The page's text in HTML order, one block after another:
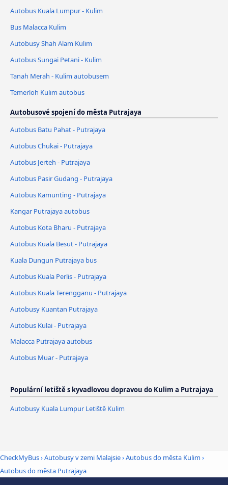
Autobus Kuala Lumpur - Kulim
Bus Malacca Kulim
Autobusy Shah Alam Kulim
Autobus Sungai Petani - Kulim
Tanah Merah - Kulim autobusem
Temerloh Kulim autobus
Autobusové spojení do města Putrajaya
Autobus Batu Pahat - Putrajaya
Autobus Chukai - Putrajaya
Autobus Jerteh - Putrajaya
Autobus Pasir Gudang - Putrajaya
Autobus Kamunting - Putrajaya
Kangar Putrajaya autobus
Autobus Kota Bharu - Putrajaya
Autobus Kuala Besut - Putrajaya
Kuala Dungun Putrajaya bus
Autobus Kuala Perlis - Putrajaya
Autobus Kuala Terengganu - Putrajaya
Autobusy Kuantan Putrajaya
Autobus Kulai - Putrajaya
Malacca Putrajaya autobus
Autobus Muar - Putrajaya
Populární letiště s kyvadlovou dopravou do Kulim a Putrajaya
Autobusy Kuala Lumpur Letiště Kulim
CheckMyBus›Autobusy v zemi Malajsie›Autobus do města Kulim ›
Autobus do města Putrajaya